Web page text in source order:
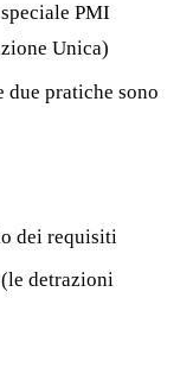
PMI
Unica)
due pratiche sono
dei requisiti
detrazioni